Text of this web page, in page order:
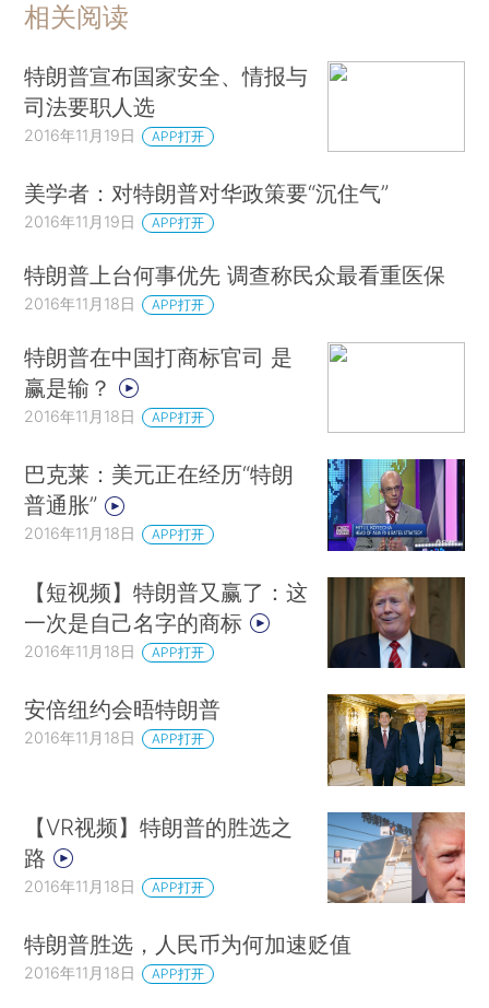
相关阅读
特朗普宣布国家安全、情报与
司法要职人选
2016年11月19日 APP打开
美学者：对特朗普对华政策要“沉住气”
2016年11月19日 APP打开
特朗普上台何事优先 调查称民众最看重医保
2016年11月18日 APP打开
特朗普在中国打商标官司 是
赢是输？
2016年11月18日 APP打开
巴克莱：美元正在经历“特朗
普通胀”
2016年11月18日 APP打开
【短视频】特朗普又赢了：这
一次是自己名字的商标
2016年11月18日 APP打开
安倍纽约会晤特朗普
2016年11月18日 APP打开
【VR视频】特朗普的胜选之
路
2016年11月18日 APP打开
特朗普胜选，人民币为何加速贬值
2016年11月18日 APP打开